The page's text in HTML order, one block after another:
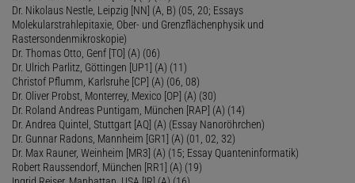
Dr. Nikolaus Nestle, Leipzig [NN] (A, B) (05, 20; Essays
Molekularstrahlepitaxie, Ober- und Grenzflächenphysik und
Rastersondenmikroskopie)
Dr. Thomas Otto, Genf [TO] (A) (06)
Dr. Ulrich Parlitz, Göttingen [UP1] (A) (11)
Christof Pflumm, Karlsruhe [CP] (A) (06, 08)
Dr. Oliver Probst, Monterrey, Mexico [OP] (A) (30)
Dr. Roland Andreas Puntigam, München [RAP] (A) (14)
Dr. Andrea Quintel, Stuttgart [AQ] (A) (Essay Nanoröhrchen)
Dr. Gunnar Radons, Mannheim [GR1] (A) (01, 02, 32)
Dr. Max Rauner, Weinheim [MR3] (A) (15; Essay Quanteninformatik)
Robert Raussendorf, München [RR1] (A) (19)